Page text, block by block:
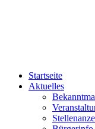
Startseite
Aktuelles